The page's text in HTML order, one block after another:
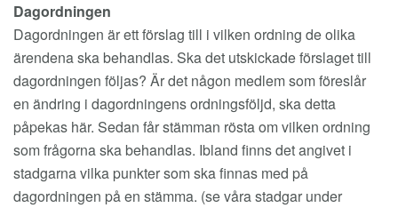
Dagordningen
Dagordningen är ett förslag till i vilken ordning de olika
ärendena ska behandlas. Ska det utskickade förslaget till
dagordningen följas? Är det någon medlem som föreslår
en ändring i dagordningens ordningsföljd, ska detta
påpekas här. Sedan får stämman rösta om vilken ordning
som frågorna ska behandlas. Ibland finns det angivet i
stadgarna vilka punkter som ska finnas med på
dagordningen på en stämma. (se våra stadgar under